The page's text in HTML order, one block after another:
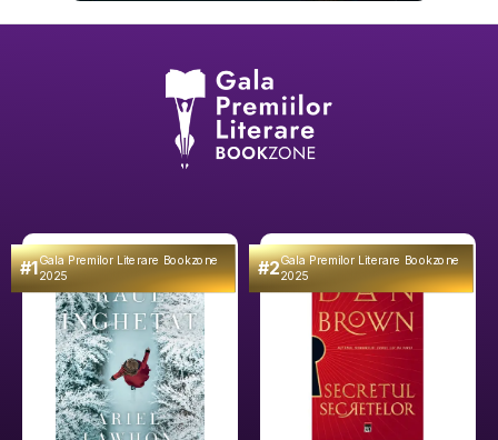
#1Gala Premilor Literare Bookzone
2025 #2Gala Premilor Literare Bookzone
2025